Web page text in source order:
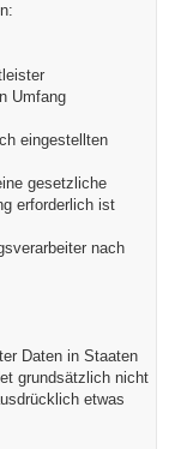
Umfang
eingestellten
gesetzliche
erforderlich ist
nach
Daten in Staaten
grundsätzlich nicht
etwas